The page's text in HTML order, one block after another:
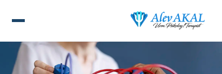
ANA SAYFA